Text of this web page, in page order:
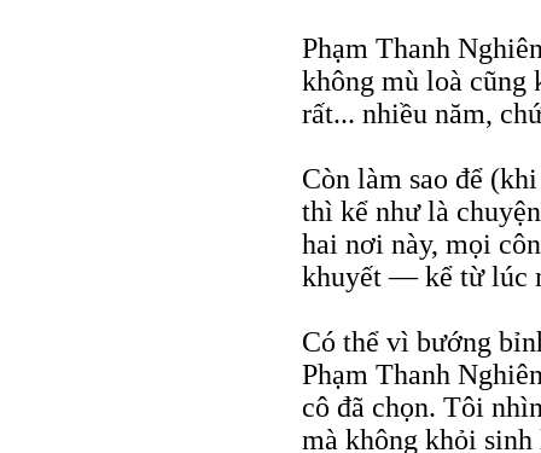
Phạm Thanh
không mù loà cũng
rất... nhiều năm,
Còn làm sao để
thì kể như là
hai nơi này, mọi
khuyết — kể từ lúc
Có thể vì bướng
Phạm Thanh
cô đã chọn. Tôi
mà không khỏi